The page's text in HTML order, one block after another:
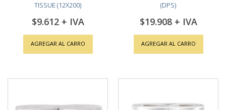
TISSUE (12X200)
$9.612
AGREGAR AL CARRO
(DPS)
$19.908
AGREGAR AL CARRO